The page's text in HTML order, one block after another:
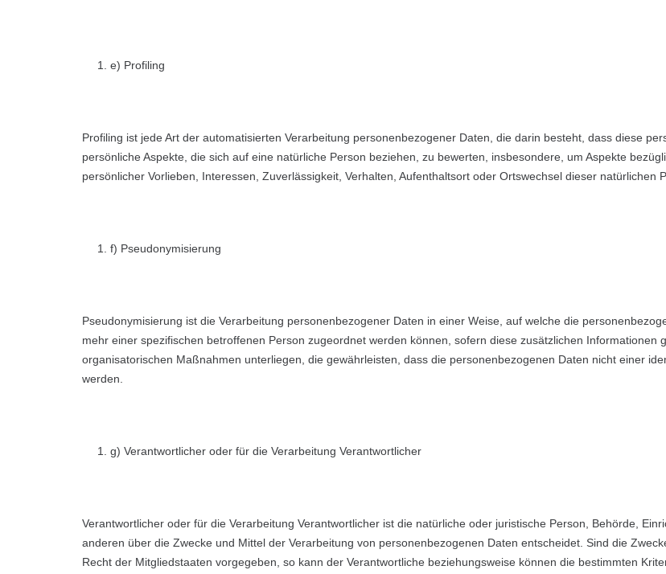
e) Profiling
Profiling ist jede Art der automatisierten Verarbeitung personenbezogener Daten, die darin besteht, dass diese
persönliche Aspekte, die sich auf eine natürliche Person beziehen, zu bewerten, insbesondere, um Aspekte
persönlicher Vorlieben, Interessen, Zuverlässigkeit, Verhalten, Aufenthaltsort oder Ortswechsel dieser natürlichen
f) Pseudonymisierung
Pseudonymisierung ist die Verarbeitung personenbezogener Daten in einer Weise, auf welche die
mehr einer spezifischen betroffenen Person zugeordnet werden können, sofern diese zusätzlichen Informationen
organisatorischen Maßnahmen unterliegen, die gewährleisten, dass die personenbezogenen Daten nicht einer
werden.
g) Verantwortlicher oder für die Verarbeitung Verantwortlicher
Verantwortlicher oder für die Verarbeitung Verantwortlicher ist die natürliche oder juristische Person, Behörde,
anderen über die Zwecke und Mittel der Verarbeitung von personenbezogenen Daten entscheidet. Sind die
Recht der Mitgliedstaaten vorgegeben, so kann der Verantwortliche beziehungsweise können die bestimmten